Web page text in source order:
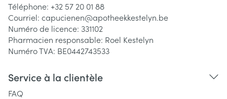
Téléphone: +32 57 20 01 88
Courriel: capucienen@apotheekkestelyn.be
Numéro de licence: 331102
Pharmacien responsable: Roel Kestelyn
Numéro TVA: BE0442743533
Service à la clientèle
FAQ